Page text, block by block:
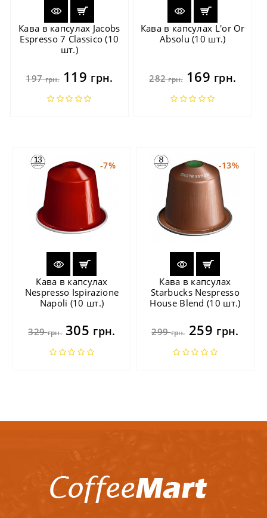
Кава в капсулах Jacobs
Espresso 7 Classico (10
шт.)
197грн.119 грн.
Кава в капсулах L'or Or
Absolu (10 шт.)
282грн.169 грн.
-7%
Кава в капсулах
Nespresso Ispirazione
Napoli (10 шт.)
329грн.305 грн.
-13%
Кава в капсулах
Starbucks Nespresso
House Blend (10 шт.)
299грн.259 грн.